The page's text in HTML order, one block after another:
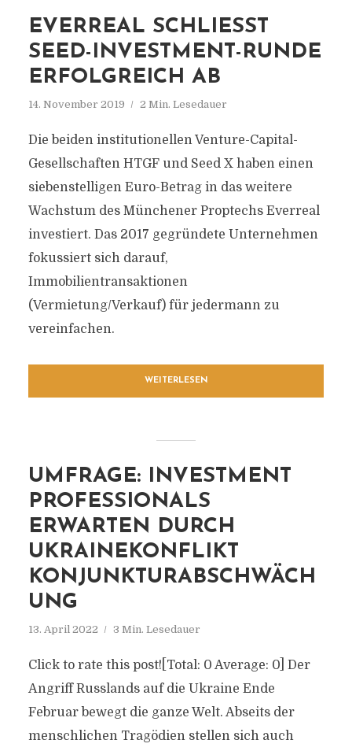
EVERREAL SCHLIESST S
EED-INVESTMENT-RUNDE E
RFOLGREICH AB
14. November 2019 2 Min. Lesedauer
Die beiden institutionellen Venture-Capital-
Gesellschaften HTGF und Seed X haben einen
siebenstelligen Euro-Betrag in das weitere
Wachstum des Münchener Proptechs Everreal
investiert. Das 2017 gegründete Unternehmen
fokussiert sich darauf,
Immobilientransaktionen
(Vermietung/Verkauf) für jedermann zu
vereinfachen.
WEITERLESEN
UMFRAGE: INVESTMENT
PROFESSIONALS
ERWARTEN DURCH
UKRAINEKONFLIKT
KONJUNKTURABSCHWÄCH
UNG
13. April 2022 3 Min. Lesedauer
Click to rate this post![Total: 0 Average: 0] Der
Angriff Russlands auf die Ukraine Ende
Februar bewegt die ganze Welt. Abseits der
menschlichen Tragödien stellen sich auch